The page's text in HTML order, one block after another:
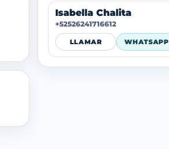
Isabella Chalita
+52526241716612
LLAMAR WHATSAPP